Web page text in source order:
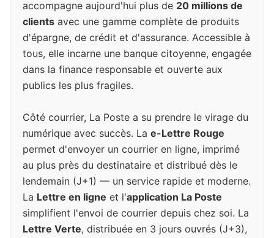
accompagne aujourd'hui plus de 20 millions de
clients avec une gamme complète de produits
d'épargne, de crédit et d'assurance. Accessible à
tous, elle incarne une banque citoyenne, engagée
dans la finance responsable et ouverte aux
publics les plus fragiles.
Côté courrier, La Poste a su prendre le virage du
numérique avec succès. La e-Lettre Rouge
permet d'envoyer un courrier en ligne, imprimé
au plus près du destinataire et distribué dès le
lendemain (J+1) — un service rapide et moderne.
La Lettre en ligne et l'application La Poste
simplifient l'envoi de courrier depuis chez soi. La
Lettre Verte, distribuée en 3 jours ouvrés (J+3),